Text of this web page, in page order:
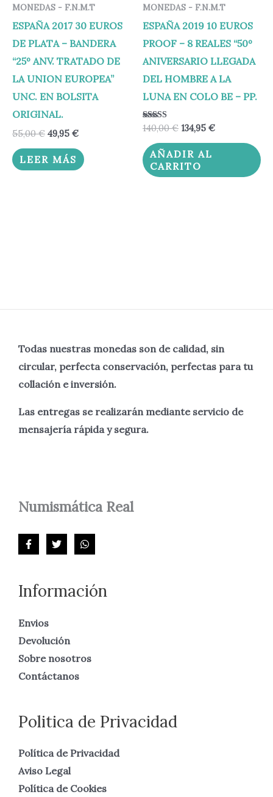
MONEDAS - F.N.M.T
ESPAÑA 2017 30 EUROS
DE PLATA – BANDERA
“25º ANV. TRATADO DE
LA UNION EUROPEA”
UNC. EN BOLSITA
ORIGINAL.
55,00€ 49,95 €
LEER MÁS
MONEDAS - F.N.M.T
ESPAÑA 2019 10 EUROS
PROOF – 8 REALES “50º
ANIVERSARIO LLEGADA
DEL HOMBRE A LA
LUNA EN COLO BE – PP.
Valorado
5.00
de 5
140,00€ 134,95 €
AÑADIR AL
CARRITO
Todas nuestras monedas son de calidad, sin
circular, perfectaconservación, perfectas para tu
collación e inversión.
Las entregas se realizarán mediante servicio de
mensajería rápida y segura.
NumismáticaReal
Información
Envios
Devolución
Sobre nosotros
Contáctanos
Politica de Privacidad
Política de Privacidad
Aviso Legal
Política de Cookies